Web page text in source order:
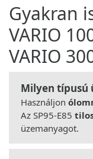
Gyakran
VARIO
VARIO
Milyen típusú
Használjon
Az SP95-E85
üzemanyagot.